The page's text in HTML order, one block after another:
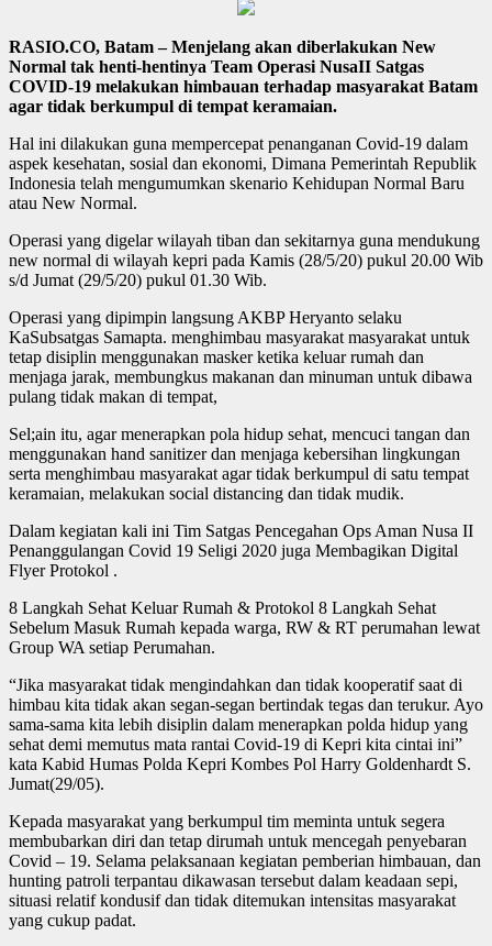
RASIO.CO, Batam – Menjelang akan diberlakukan New
Normal tak henti-hentinya Team Operasi NusaII Satgas
COVID-19 melakukan himbauan terhadap masyarakat Batam
agar tidak berkumpul di tempat keramaian.
Hal ini dilakukan guna mempercepat penanganan Covid-19 dalam
aspek kesehatan, sosial dan ekonomi, Dimana Pemerintah Republik
Indonesia telah mengumumkan skenario Kehidupan Normal Baru
atau New Normal.
Operasi yang digelar wilayah tiban dan sekitarnya guna mendukung
new normal di wilayah kepri pada Kamis (28/5/20) pukul 20.00 Wib
s/d Jumat (29/5/20) pukul 01.30 Wib.
Operasi yang dipimpin langsung AKBP Heryanto selaku
KaSubsatgas Samapta. menghimbau masyarakat masyarakat untuk
tetap disiplin menggunakan masker ketika keluar rumah dan
menjaga jarak, membungkus makanan dan minuman untuk dibawa
pulang tidak makan di tempat,
Sel;ain itu, agar menerapkan pola hidup sehat, mencuci tangan dan
menggunakan hand sanitizer dan menjaga kebersihan lingkungan
serta menghimbau masyarakat agar tidak berkumpul di satu tempat
keramaian, melakukan social distancing dan tidak mudik.
Dalam kegiatan kali ini Tim Satgas Pencegahan Ops Aman Nusa II
Penanggulangan Covid 19 Seligi 2020 juga Membagikan Digital
Flyer Protokol .
8 Langkah Sehat Keluar Rumah & Protokol 8 Langkah Sehat
Sebelum Masuk Rumah kepada warga, RW & RT perumahan lewat
Group WA setiap Perumahan.
“Jika masyarakat tidak mengindahkan dan tidak kooperatif saat di
himbau kita tidak akan segan-segan bertindak tegas dan terukur. Ayo
sama-sama kita lebih disiplin dalam menerapkan polda hidup yang
sehat demi memutus mata rantai Covid-19 di Kepri kita cintai ini”
kata Kabid Humas Polda Kepri Kombes Pol Harry Goldenhardt S.
Jumat(29/05).
Kepada masyarakat yang berkumpul tim meminta untuk segera
membubarkan diri dan tetap dirumah untuk mencegah penyebaran
Covid – 19. Selama pelaksanaan kegiatan pemberian himbauan, dan
hunting patroli terpantau dikawasan tersebut dalam keadaan sepi,
situasi relatif kondusif dan tidak ditemukan intensitas masyarakat
yang cukup padat.